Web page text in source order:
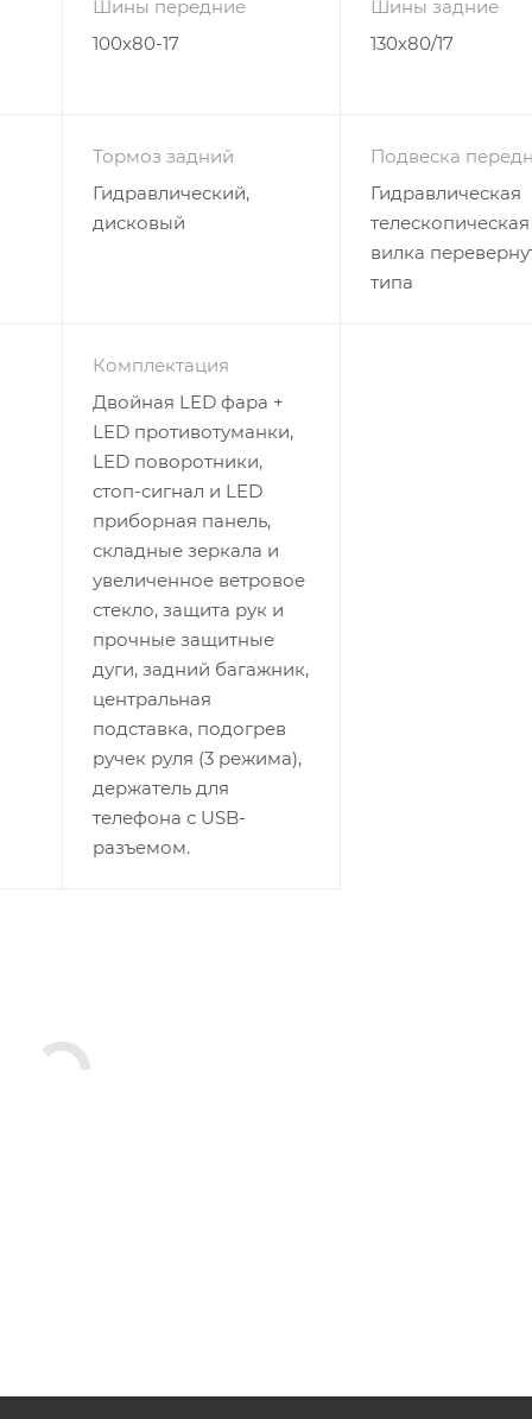
Шины передние
100х80-17
Шины задние
130х80/17
Тормоз задний
Гидравлический,
дисковый
Подвеска
Гидравлическая
телескопическая
вилка
типа
Комплектация
Двойная LED фара +
LED противотуманки,
LED поворотники,
стоп-сигнал и LED
приборная панель,
складные зеркала и
увеличенное ветровое
стекло, защита рук и
прочные защитные
дуги, задний багажник,
центральная
подставка, подогрев
ручек руля (3 режима),
держатель для
телефона с USB-
разъемом.